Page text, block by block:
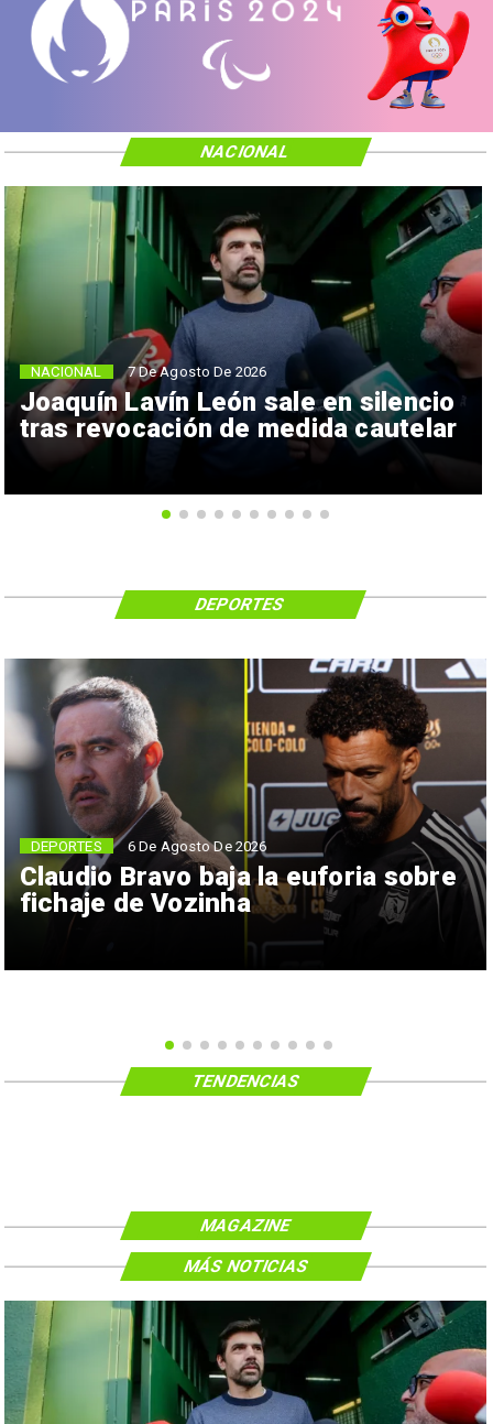
Joaquín Lavín León sale en silencio
tras revocación de medida cautelar
NACIONAL 7 De Agosto De 2026
NACIONAL
Claudio Bravo baja la euforia sobre
fichaje de Vozinha
DEPORTES 6 De Agosto De 2026
DEPORTES
TENDENCIAS
MAGAZINE
MÁS NOTICIAS